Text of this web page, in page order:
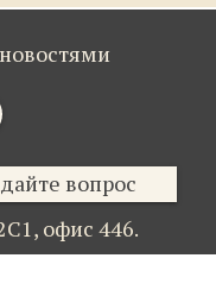
вопрос
офис 446.